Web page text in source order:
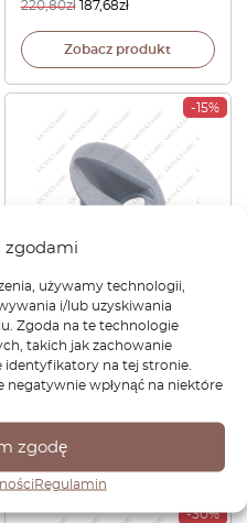
zgodami
używamy technologii,
i/lub uzyskiwania
Zgoda na te technologie
takich jak zachowanie
identyfikatory na tej stronie.
negatywnie wpłynąć na niektóre
zgodę
Regulamin
220,80zł 187,68zł
Zobacz produkt
-15%
Nissan 300ZX Z32 Płyta
obudowy anteny z uszczelką
zagruntowana 28216-30P60
+ 28221-30P00
Zobacz produkt
-30%